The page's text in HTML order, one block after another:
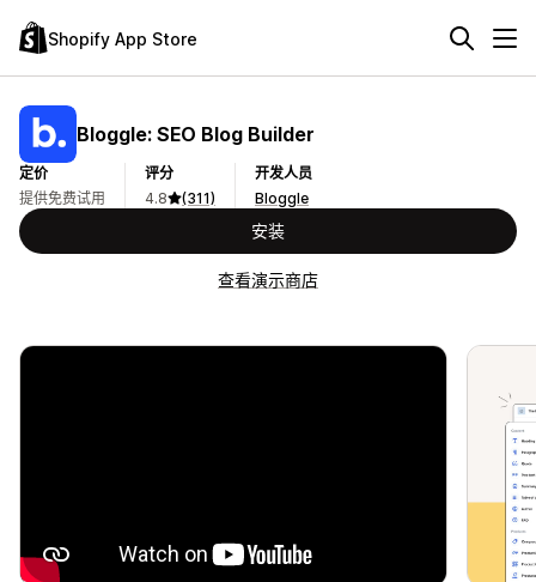
Shopify App Store
Bloggle: SEO Blog Builder
定价
提供免费试用
评分
4.8
(311)
开发人员
Bloggle
安装
查看演示商店